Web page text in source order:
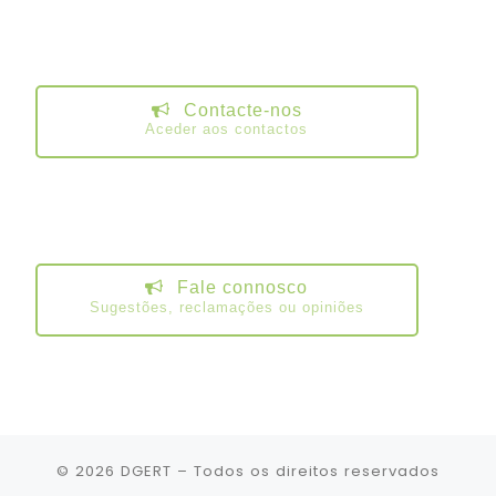
Contacte-nos
Aceder aos contactos
Fale connosco
Sugestões, reclamações ou opiniões
© 2026 DGERT – Todos os direitos reservados